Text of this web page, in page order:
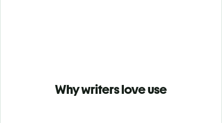
Why writers love use